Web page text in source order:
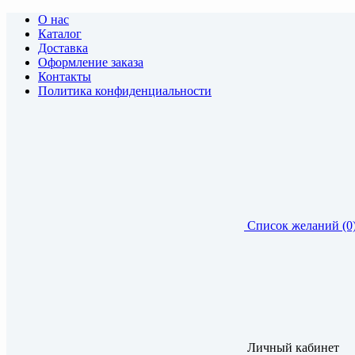
О нас
Каталог
Доставка
Оформление заказа
Контакты
Политика конфиденциальности
Список желаний
Личный кабинет